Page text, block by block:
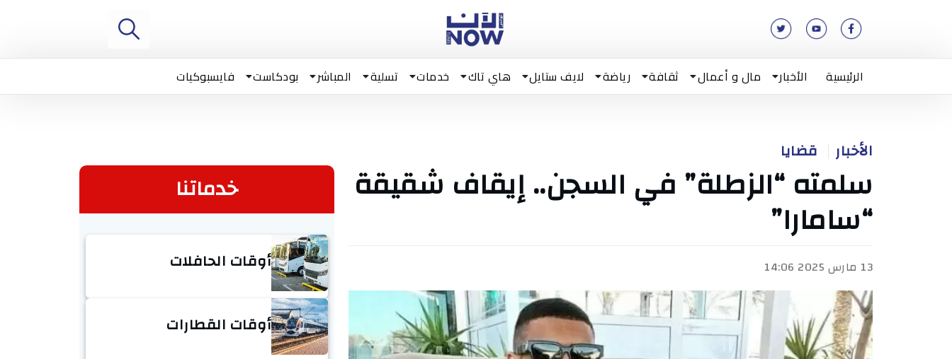
الرئيسية الأخبار مال و أعمال ثقافة رياضة لايف ستايل هاي تاك خدمات تسلية المباشر بودكاست فايسبوكيات
الأخبار قضايا
سلمته “الزطلة” في السجن.. إيقاف شقيقة
“سامارا”
13 مارس 2025 14:06
خدماتنا
أوقات الحافلات
أوقات القطارات